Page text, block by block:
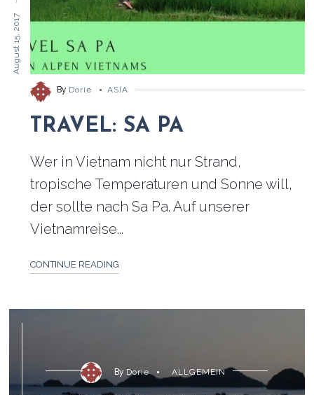
August 15, 2017
By Dorie ASIA
TRAVEL: SA PA
Wer in Vietnam nicht nur Strand,
tropische Temperaturen und Sonne will,
der sollte nach Sa Pa. Auf unserer
Vietnamreise...
CONTINUE READING
By Dorie ALLGEMEIN